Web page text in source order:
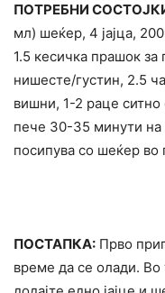
ПОТРЕБНИ
мл) шеќер, 4 јајца,
1.5 кесичка прашок
нишесте/густин, 2.5
вишни, 1-2 раце
пече 30-35 минути
посипува со шеќер во
ПОСТАПКА: Прво
време да се олади.